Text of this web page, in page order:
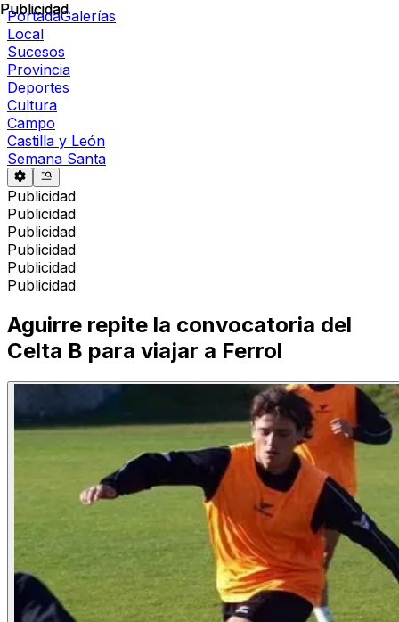
PortadaGalerías
Local
Sucesos
Provincia
Deportes
Cultura
Campo
Castilla y León
Semana Santa
Publicidad
Publicidad
Publicidad
Publicidad
Publicidad
Publicidad
Publicidad
Aguirre repite la convocatoria del
Celta B para viajar a Ferrol
Publicidad